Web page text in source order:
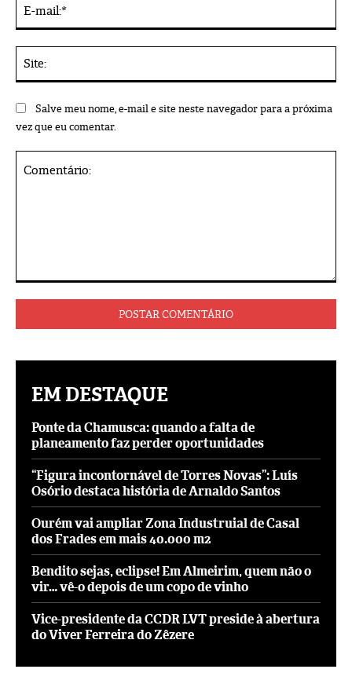
Salve meu nome, e-mail e site neste navegador para a próxima
vez que eu comentar.
EM DESTAQUE
Ponte da Chamusca: quando a falta de
planeamento faz perder oportunidades
“Figura incontornável de Torres Novas”: Luís
Osório destaca história de Arnaldo Santos
Ourém vai ampliar Zona Industruial de Casal
dos Frades em mais 40.000 m2
Bendito sejas, eclipse! Em Almeirim, quem não o
vir… vê-o depois de um copo de vinho
Vice-presidente da CCDR LVT preside à abertura
do Viver Ferreira do Zêzere